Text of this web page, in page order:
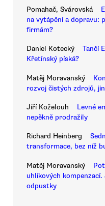
Pomahač, Svárovská
na vytápění a dopravu:
firmám?
Daniel Kotecký
Tančí
Křetínský píská?
Matěj Moravanský
rozvoj čistých zdrojů,
Jiří Koželouh
Levné
nepěkně prodražily
Richard Heinberg
transformace, bez níž
Matěj Moravanský
uhlíkových
odpustky